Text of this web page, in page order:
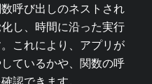
呼び出しのネストされ
し、時間に沿った実行
これにより、アプリが
ているかや、関数の呼